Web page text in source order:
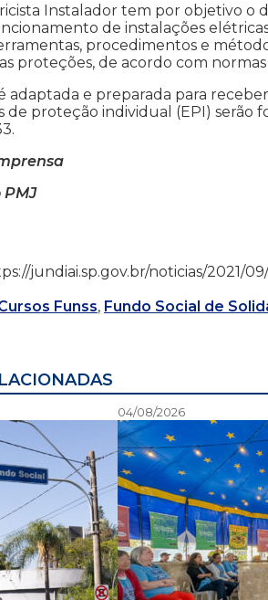
Instalador tem por objetivo o
de instalações
procedimentos e
proteções, de acordo com
adaptada e preparada para
proteção individual (EPI) serão
PMJ
jundiai.sp.gov.br/noticias/2021/
Funss, Fundo Social de
04/08/2026